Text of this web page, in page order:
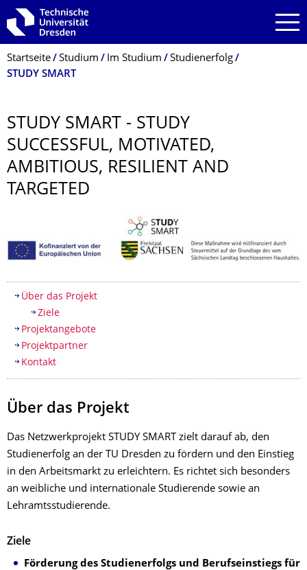
Zur Hauptnavigation springen
Zur Suche springen
Zum Inhalt springen
Breadcrumb-Menü
Startseite Studium Im Studium
Studienerfolg
STUDY SMART
STUDY SMART - STUDY
SUCCESSFUL, MOTIVATED,
AMBITIOUS, RESILIENT AND
TARGETED
Inhaltsverzeichnis
Über das Projekt
Ziele
Projektangebote
Projektpartner
Kontakt
Über das Projekt
Das Netzwerkprojekt STUDY SMART zielt darauf ab, den
Studienerfolg an der TU Dresden zu fördern und den Einstieg
in den Arbeitsmarkt zu erleichtern. Es richtet sich besonders
an weibliche und internationale Studierende sowie an
Lehramtsstudierende.
Ziele
Förderung des Studienerfolgs und Berufseinstiegs für